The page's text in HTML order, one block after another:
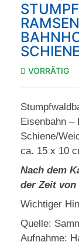
VORRÄTIG
Eisenbahn –
Schiene/
ca. 15 x 10
Nach dem
der Zeit von
Wichtiger
Quelle:
Aufnahme: